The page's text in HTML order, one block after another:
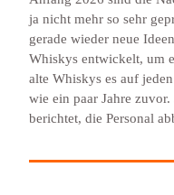
ja nicht mehr so sehr
gerade wieder neue
Whiskys entwickelt, um
alte Whiskys es auf
wie ein paar Jahre
berichtet, die Personal